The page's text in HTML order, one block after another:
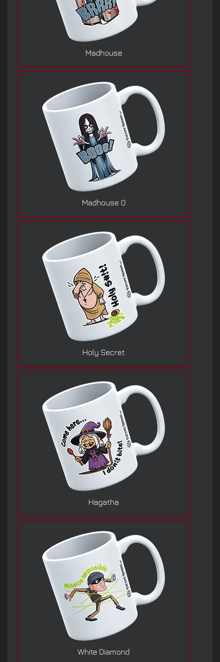
Madhouse
Madhouse 0
Holy Secret
Hagatha
White Diamond